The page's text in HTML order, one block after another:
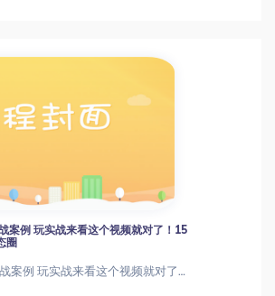
案例 玩实战来看这个视频就对了！15
圈
Hadoop应用开发实战案例 玩实战来看这个视频就对了！15周 64集 数据分析生态圈